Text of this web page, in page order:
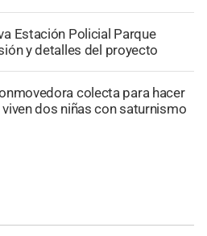
Estación Policial Parque
y detalles del proyecto
colecta para hacer
dos niñas con saturnismo